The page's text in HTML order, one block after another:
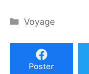
Catégories
Voyage
Poster